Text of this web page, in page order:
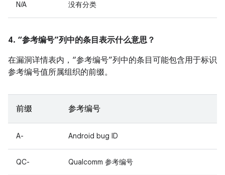
N/A 没有分类
4. “参考编号”列中的条目表示什么意思？
在漏洞详情表内，“参考编号”列中的条目可能包含用于标识
参考编号值所属组织的前缀。
前缀 参考编号
A- Android bug ID
QC- Qualcomm 参考编号